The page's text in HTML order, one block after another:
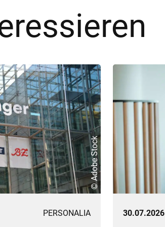
© Adobe Stock
PERSONALIA 30.07.2026